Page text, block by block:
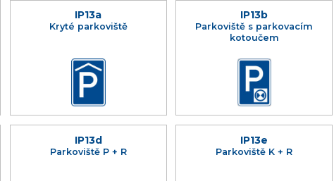
IP13a
Kryté parkoviště
IP13b
Parkoviště s parkovacím
kotoučem
IP13d
Parkoviště P + R
IP13e
Parkoviště K + R